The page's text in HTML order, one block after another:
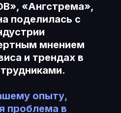
«Ангстрема»,
поделилась с
мнением
и трендах в
опыту,
проблема в